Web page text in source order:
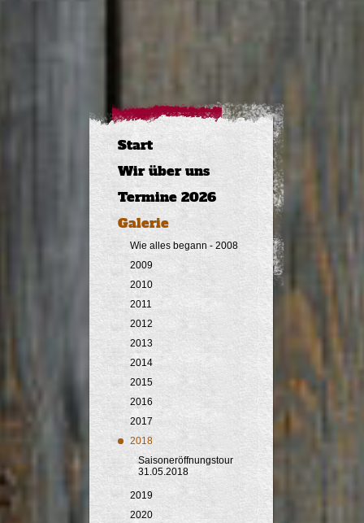
Start
Wir über uns
Termine 2026
Galerie
Wie alles begann - 2008
2009
2010
2011
2012
2013
2014
2015
2016
2017
2018
Saisoneröffnungstour
31.05.2018
2019
2020